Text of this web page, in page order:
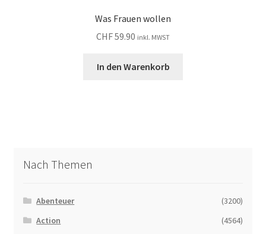
Was Frauen wollen
CHF59.90 inkl. MWST
In den Warenkorb
Nach Themen
Abenteuer
(3200)
Action
(4564)